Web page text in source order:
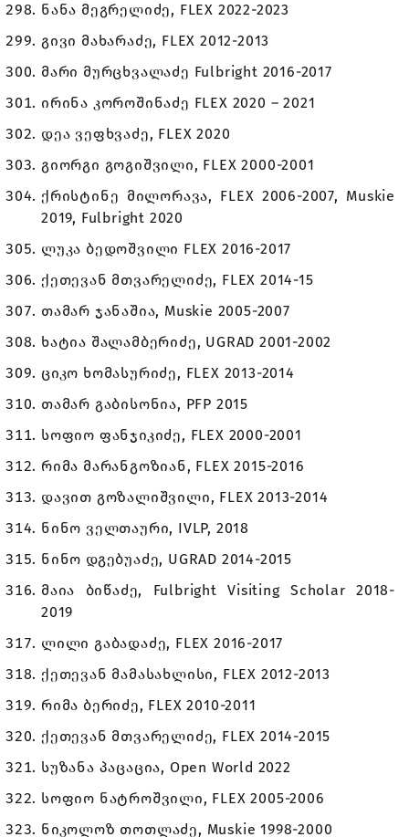
ნანა მეგრელიძე, FLEX 2022-2023
გივი მახარაძე, FLEX 2012-2013
მარი მურცხვალაძე Fulbright 2016-2017
ირინა კოროშინაძე FLEX 2020 – 2021
დეა ვეფხვაძე, FLEX 2020
გიორგი გოგიშვილი, FLEX 2000-2001
ქრისტინე მილორავა, FLEX 2006-2007, Muskie
2019, Fulbright 2020
ლუკა ბედოშვილი FLEX 2016-2017
ქეთევან მთვარელიძე, FLEX 2014-15
თამარ ჯანაშია, Muskie 2005-2007
ხატია შალამბერიძე, UGRAD 2001-2002
ციკო ხომასურიძე, FLEX 2013-2014
თამარ გაბისონია, PFP 2015
სოფიო ფანჯიკიძე, FLEX 2000-2001
რიმა მარანგოზიან, FLEX 2015-2016
დავით გოზალიშვილი, FLEX 2013-2014
ნინო ველთაური, IVLP, 2018
ნინო დგებუაძე, UGRAD 2014-2015
მაია ბიწაძე, Fulbright Visiting Scholar 2018-
2019
ლილი გაბადაძე, FLEX 2016-2017
ქეთევან მამასახლისი, FLEX 2012-2013
რიმა ბერიძე, FLEX 2010-2011
ქეთევან მთვარელიძე, FLEX 2014-2015
სუზანა პაცაცია, Open World 2022
სოფიო ნატროშვილი, FLEX 2005-2006
ნიკოლოზ თოთლაძე, Muskie 1998-2000